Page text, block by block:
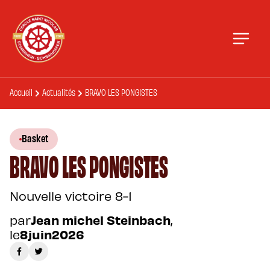
Accueil Actualités BRAVO LES PONGISTES
Basket
BRAVO LES PONGISTES
Nouvelle victoire 8-1
parJean michel Steinbach,
le8juin2026